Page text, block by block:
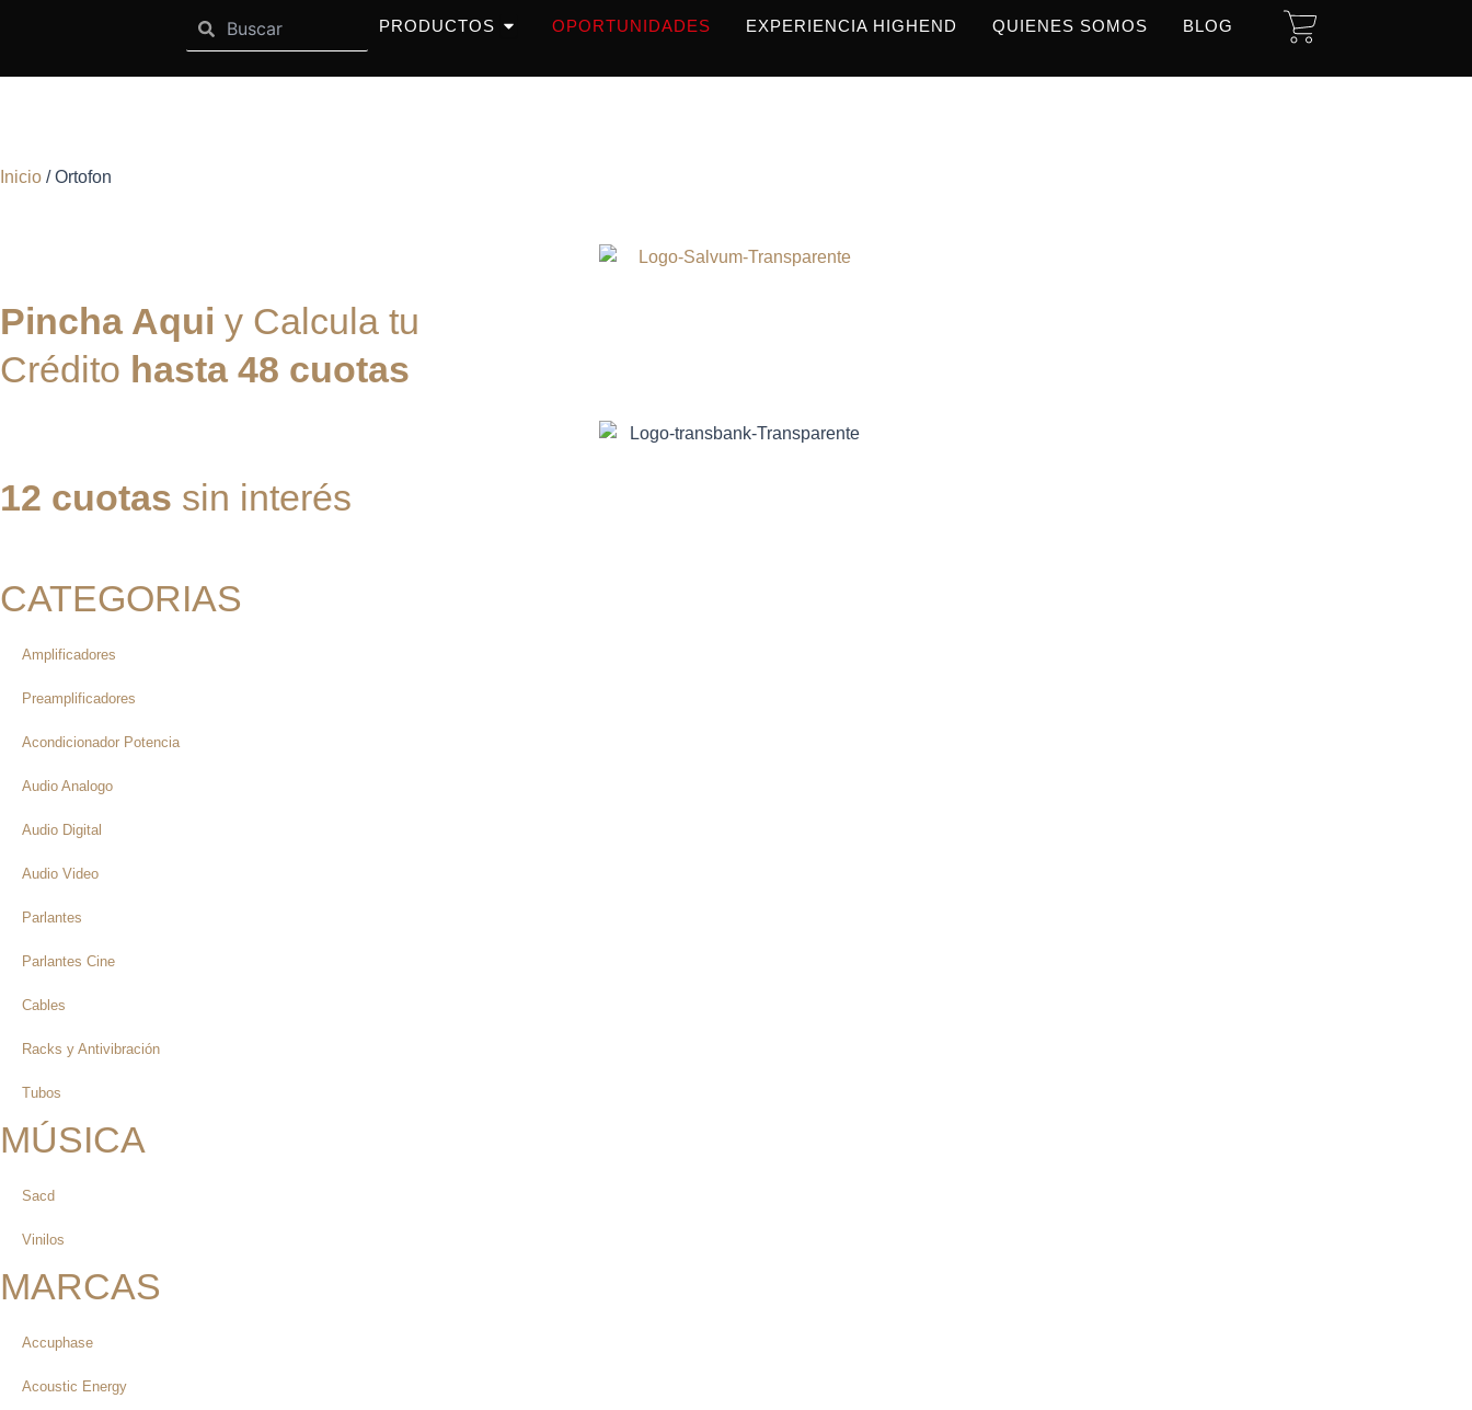
OPEN SISTEMAS
MARCAS OPEN MARCAS
PRODUCTOS OPEN PRODUCTOS
OPORTUNIDADES EXPERIENCIA HIGHEND QUIENES SOMOS BLOG CART
Inicio / Ortofon
Pincha Aqui y Calcula tu
Crédito hasta 48 cuotas
12 cuotas sin interés
CATEGORIAS
Amplificadores
Preamplificadores
Acondicionador Potencia
Audio Analogo
Audio Digital
Audio Video
Parlantes
Parlantes Cine
Cables
Racks y Antivibración
Tubos
MÚSICA
Sacd
Vinilos
MARCAS
Accuphase
Acoustic Energy